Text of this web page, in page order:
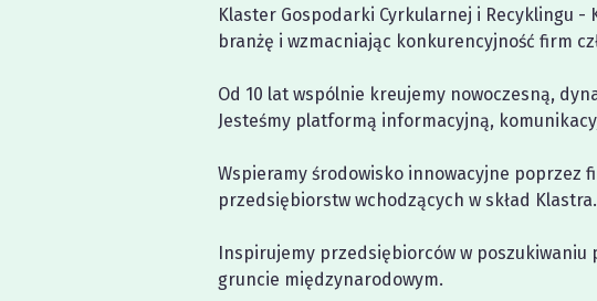
Klaster Gospodarki Cyrkularnej i Recyklingu -
branżę i wzmacniając konkurencyjność firm
Od 10 lat wspólnie kreujemy nowoczesną,
Jesteśmy platformą informacyjną,
Wspieramy środowisko innowacyjne poprzez
przedsiębiorstw wchodzących w skład Klastra.
Inspirujemy przedsiębiorców w
gruncie międzynarodowym.